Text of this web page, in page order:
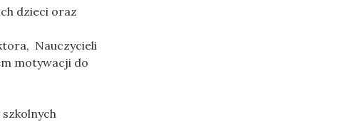
dzieci oraz
Nauczycieli
motywacji do